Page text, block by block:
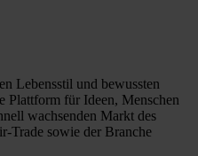
Lebensstil und bewussten
Plattform für Ideen, Menschen
wachsenden Markt des
Trade sowie der Branche